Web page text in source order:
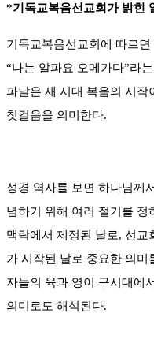
*기독교복음선교회가 밝힌
기독교복음선교회에 따르면
“나는 알파요 오메가다”라
파날은 새 시대 복음의 시
첫걸음을 의미한다.
성경 역사를 보면 하나님께
념하기 위해 여러 절기를 정
맥락에서 제정된 날로, 선
가 시작된 날로 중요한 의미
자들의 육과 영이 구시대에
의미로도 해석된다.